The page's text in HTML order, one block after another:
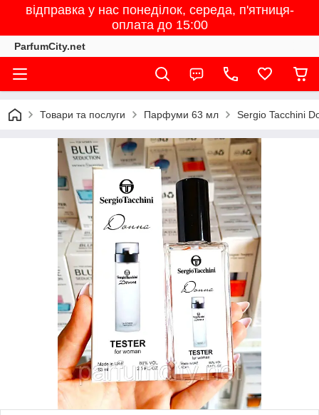
відправка у нас понеділок, середа, п'ятниця-
оплата до 15:00
ParfumCity.net
Товари та послуги Парфуми 63 мл Sergio Tacchini